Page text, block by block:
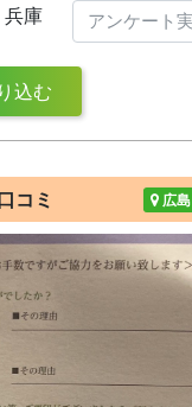
兵庫
込む
広島
コミ